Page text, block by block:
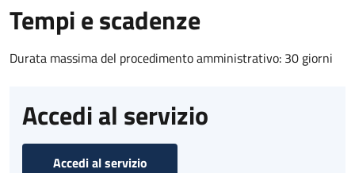
Tempi e scadenze
Durata massima del procedimento amministrativo: 30 giorni
Accedi al servizio
Accedi al servizio